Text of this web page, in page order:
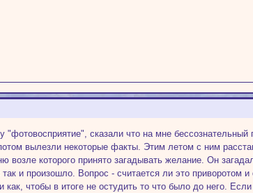
сказали что на мне бессознательный
вылезли некоторые факты. Этим летом с ним
возле которого принято загадывать желание. Он
и произошло. Вопрос - считается ли это приворотом
чтобы в итоге не остудить то что было до него. Если